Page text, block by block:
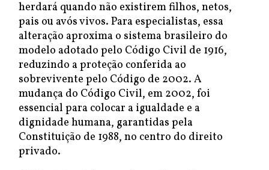
herdará quando não existirem filhos, netos,
pais ou avós vivos. Para especialistas, essa
alteração aproxima o sistema brasileiro do
modelo adotado pelo Código Civil de 1916,
reduzindo a proteção conferida ao
sobrevivente pelo Código de 2002. A
mudança do Código Civil, em 2002, foi
essencial para colocar a igualdade e a
dignidade humana, garantidas pela
Constituição de 1988, no centro do direito
privado.